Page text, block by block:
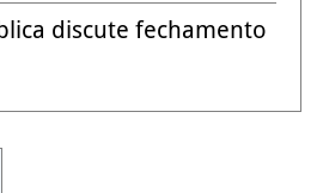
discute fechamento